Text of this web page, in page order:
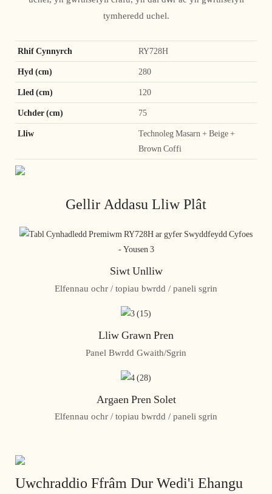
tymheredd uchel.
Rhif Cynnyrch RY728H
Hyd (cm) 280
Lled (cm) 120
Uchder (cm) 75
Lliw
Technoleg Masarn + Beige +
Brown Coffi
Gellir Addasu Lliw Plât
Siwt Unlliw
Elfennau ochr / topiau bwrdd / paneli sgrin
Lliw Grawn Pren
Panel Bwrdd Gwaith/Sgrin
Argaen Pren Solet
Elfennau ochr / topiau bwrdd / paneli sgrin
Uwchraddio Ffrâm Dur Wedi'i Ehangu